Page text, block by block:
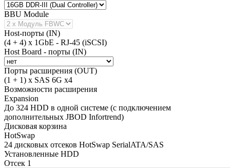
BBU Module
Host-порты (IN)
(4 + 4) x 1GbE - RJ-45 (iSCSI)
Host Board - порты (IN)
Порты расширения (OUT)
(1 + 1) x SAS 6G x4
Возможности расширения
Expansion
До 324 HDD в одной системе (с подключением
дополнительных JBOD Infortrend)
Дисковая корзина
HotSwap
24 дисковых отсеков HotSwap SerialATA/SAS
Установленные HDD
Отсек 1